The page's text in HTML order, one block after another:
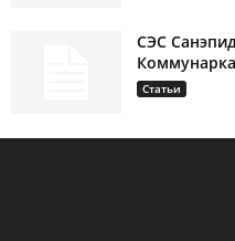
СЭС
Коммунарка
Статьи